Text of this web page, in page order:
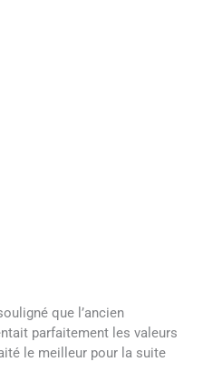
que l’ancien
parfaitement les valeurs
le meilleur pour la suite